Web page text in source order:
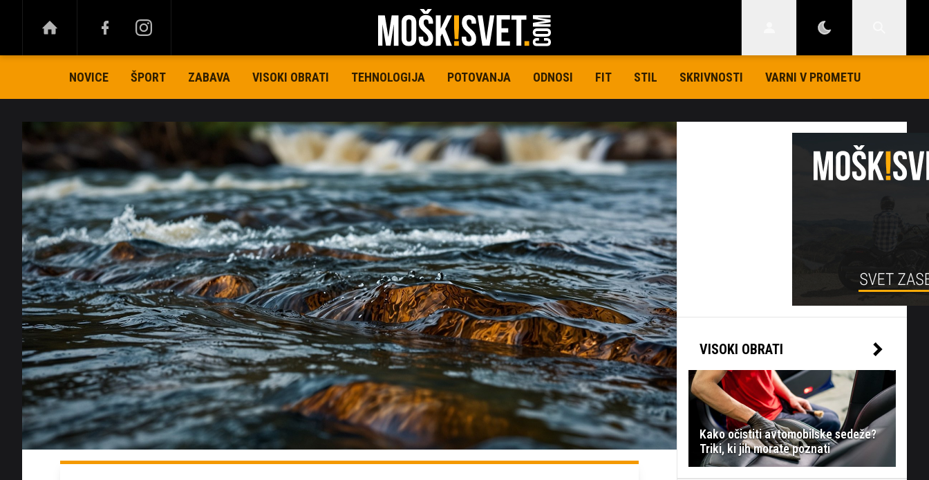
NOVICE ŠPORT ZABAVA VISOKI OBRATI TEHNOLOGIJA POTOVANJA ODNOSI FIT STIL SKRIVNOSTI VARNI V PROMETU
VISOKI OBRATI
Kako očistiti avtomobilske sedeže?
Triki, ki jih morate poznati